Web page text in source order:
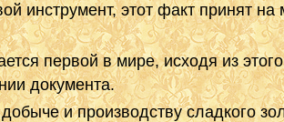
инструмент, этот факт принят
первой в мире, исходя из
документа.
и производству сладкого